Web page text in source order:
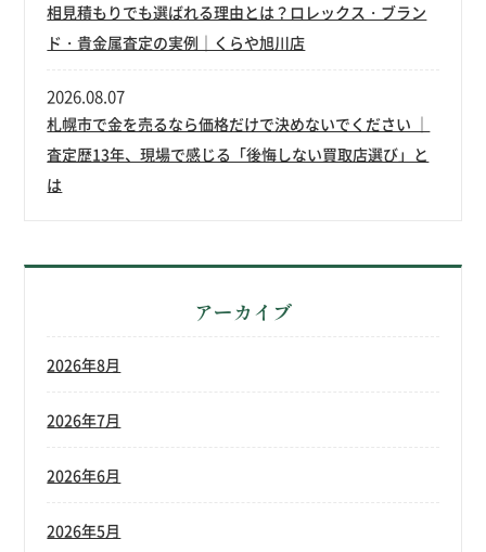
相見積もりでも選ばれる理由とは？ロレックス・ブラン
ド・貴金属査定の実例｜くらや旭川店
札幌市で金を売るなら価格だけで決めないでください ｜
査定歴13年、現場で感じる「後悔しない買取店選び」と
は
2026.08.07
アーカイブ
2026年8月
2026年7月
2026年6月
2026年5月